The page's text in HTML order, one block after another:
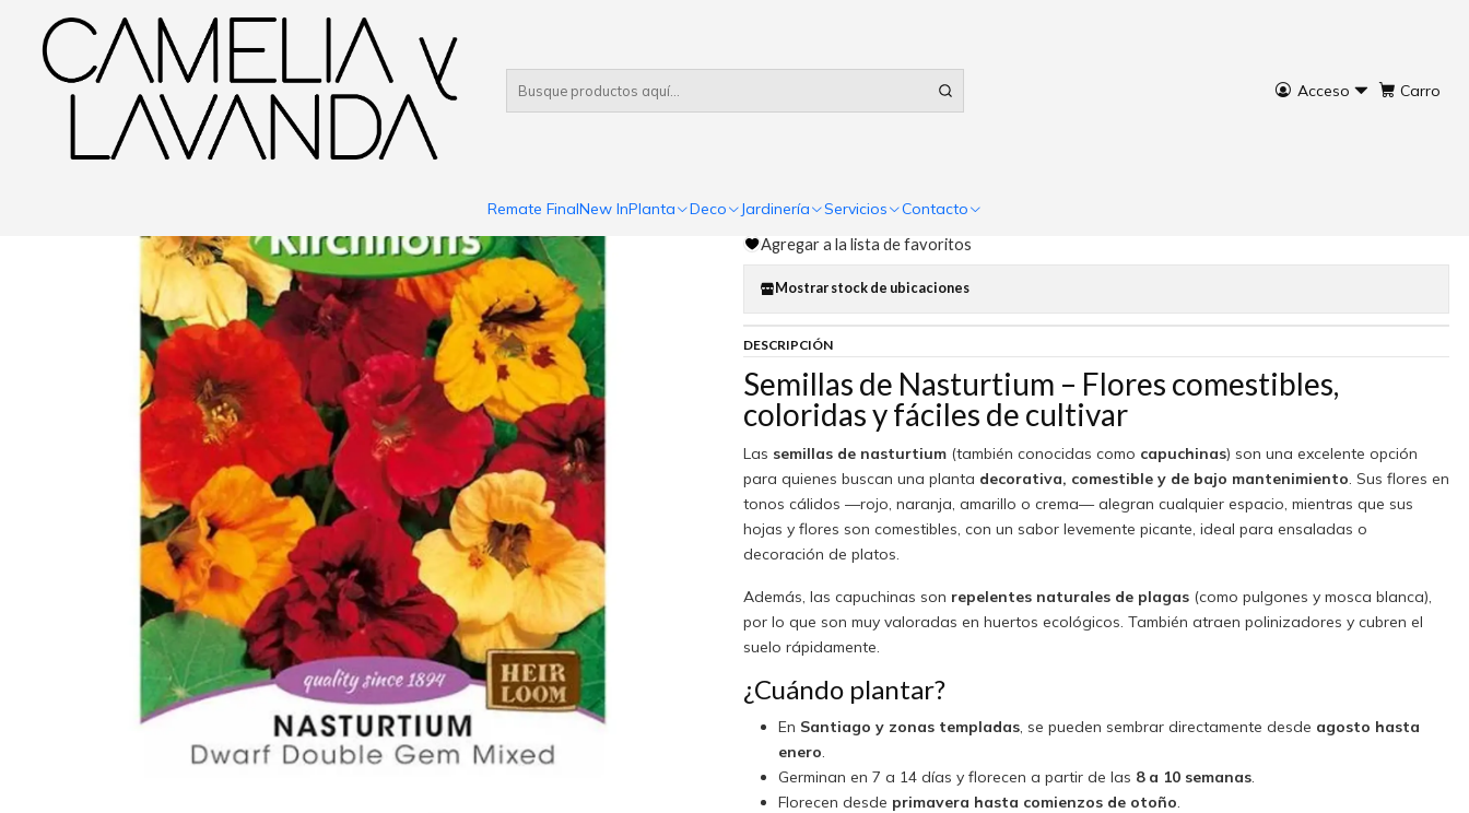
Acceso Carro
Remate FinalNew InPlanta Deco Jardinería Servicios Contacto
Inicio Jardinería Huerto Semillas Semillas de Nasturtium
Cantidad
Agregar a la lista de favoritos
Mostrar stock de ubicaciones
DESCRIPCIÓN
Semillas de Nasturtium – Flores comestibles,
coloridas y fáciles de cultivar
Las semillas de nasturtium(también conocidas como capuchinas) son una excelente opción
para quienes buscan una planta decorativa, comestible y de bajo mantenimiento. Sus flores en
tonos cálidos —rojo, naranja, amarillo o crema— alegran cualquier espacio, mientras que sus
hojas y flores son comestibles, con un sabor levemente picante, ideal para ensaladas o
decoración de platos.
Además, las capuchinas son repelentes naturales de plagas(como pulgones y mosca blanca),
por lo que son muy valoradas en huertos ecológicos. También atraen polinizadores y cubren el
suelo rápidamente.
¿Cuándo plantar?
En Santiago y zonas templadas, se pueden sembrar directamente desde agosto hasta
enero.
Germinan en 7 a 14 días y florecen a partir de las 8 a 10 semanas.
Florecen desde primavera hasta comienzos de otoño.